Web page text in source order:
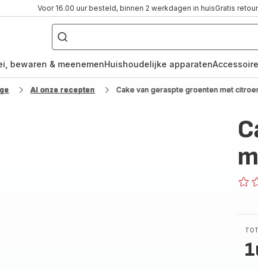
Voor 16.00 uur besteld, binnen 2 werkdagen in huisGratis
Waar
ben
naar
bewaren & meenemenHuishoudelijke apparaten
Al onze recepten Cake van geraspte groenten met